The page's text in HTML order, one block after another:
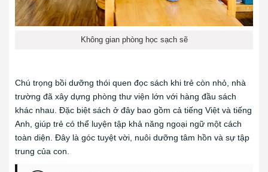
Không gian phòng học sạch sẽ
Chú trọng bồi dưỡng thói quen đọc sách khi trẻ còn nhỏ, nhà
trường đã xây dựng phòng thư viện lớn với hàng đầu sách
khác nhau. Đặc biệt sách ở đây bao gồm cả tiếng Việt và tiếng
Anh, giúp trẻ có thể luyện tập khả năng ngoại ngữ một cách
toàn diện. Đây là góc tuyệt vời, nuôi dưỡng tâm hồn và sự tập
trung của con.